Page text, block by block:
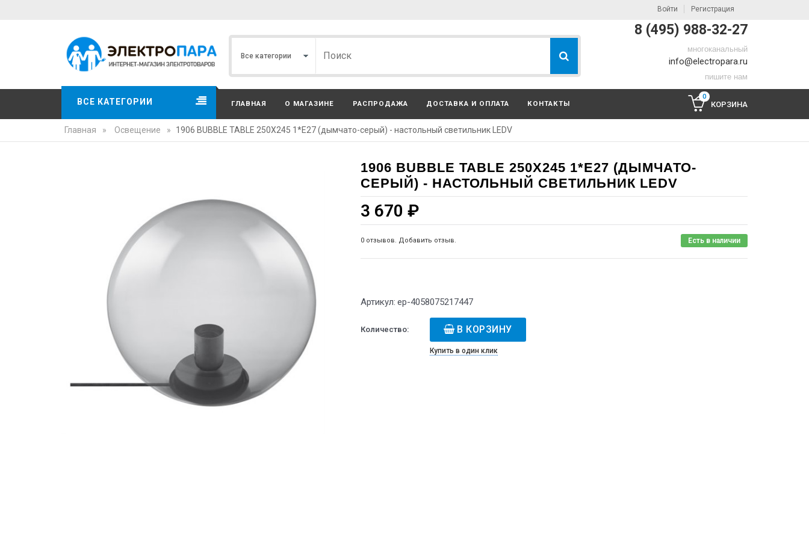
Войти Регистрация
8 (495) 988-32-27
многоканальный
info@electropara.ru
пишите нам
ВСЕ КАТЕГОРИИ ГЛАВНАЯ О МАГАЗИНЕ РАСПРОДАЖА ДОСТАВКА И ОПЛАТА КОНТАКТЫ
0
КОРЗИНА
Главная » Освещение » 1906 BUBBLE TABLE 250X245 1*Е27 (дымчато-серый) - настольный светильник LEDV
1906 BUBBLE TABLE 250X245 1*Е27 (ДЫМЧАТО-
СЕРЫЙ) - НАСТОЛЬНЫЙ СВЕТИЛЬНИК LEDV
3 670 ₽
0 отзывов. Добавить отзыв. Есть в наличии
Артикул: ep-4058075217447
Количество: В КОРЗИНУ
Купить в один клик